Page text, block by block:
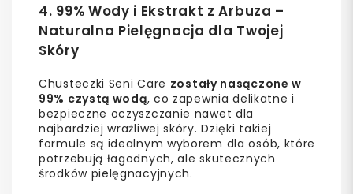
4. 99% Wody i Ekstrakt z Arbuza –
Naturalna Pielęgnacja dla Twojej
Skóry
Chusteczki Seni Care zostały nasączone w
99% czystą wodą, co zapewnia delikatne i
bezpieczne oczyszczanie nawet dla
najbardziej wrażliwej skóry. Dzięki takiej
formule są idealnym wyborem dla osób, które
potrzebują łagodnych, ale skutecznych
środków pielęgnacyjnych.